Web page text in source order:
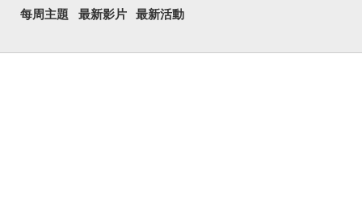
每周主題 最新影片 最新活動